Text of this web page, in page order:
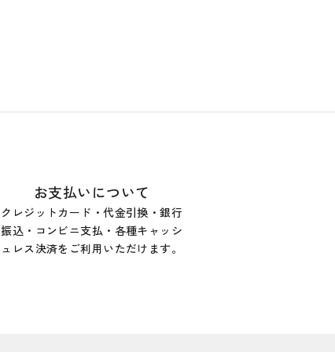
お支払いについて
クレジットカード・代金引換・銀行
振込・コンビニ支払・各種キャッシ
ュレス決済をご利用いただけます。